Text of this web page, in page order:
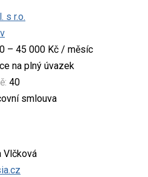
s r.o.
– 45 000 Kč / měsíc
na plný úvazek
40
smlouva
Vlčková